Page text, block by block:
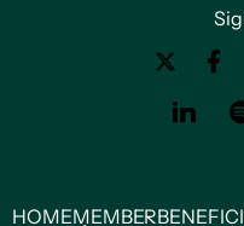
HOMEMEMBER